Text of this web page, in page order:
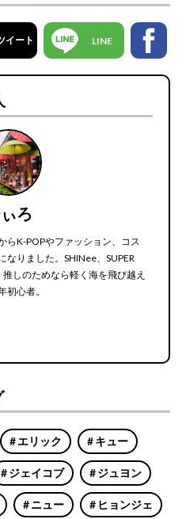
イート LINE
ろ
らK-POPやファッション、コス
なりました。SHINee、SUPER
しのためなら軽く海を飛び越え
初心者。
エリック キュー
ジェイコブ ジュヨン
ニュー ヒョンジェ